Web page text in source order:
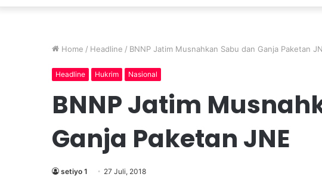
Home / Headline / BNNP Jatim Musnahkan Sabu dan Ganja Paketan
Headline Hukrim Nasional
BNNP Jatim
Ganja Paketan JNE
setiyo 1 27 Juli, 2018